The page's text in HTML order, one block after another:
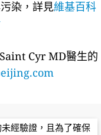
染，詳見維基百科
Cyr MD醫生的
經驗證，且為了確保